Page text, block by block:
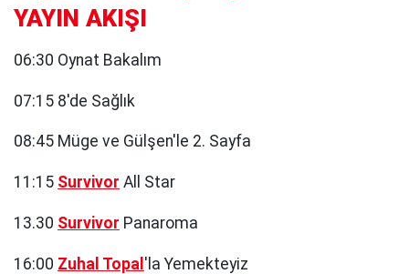
YAYIN AKIŞI
06:30 Oynat Bakalım
07:15 8'de Sağlık
08:45 Müge ve Gülşen'le 2. Sayfa
11:15 Survivor All Star
13.30 Survivor Panaroma
16:00 Zuhal Topal 'la Yemekteyiz